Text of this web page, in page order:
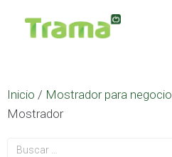
Inicio / Mostrador para negocio
Mostrador